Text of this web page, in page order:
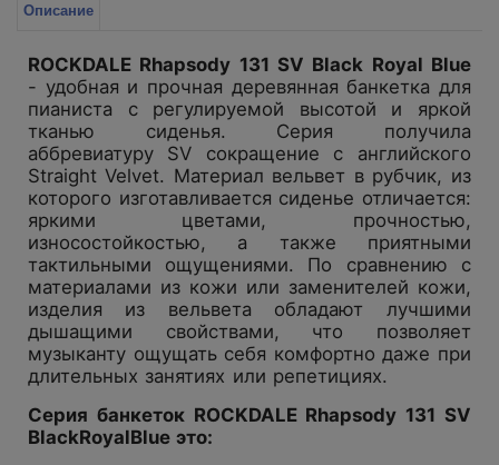
Описание
ROCKDALE Rhapsody 131 SV Black Royal Blue
- удобная и прочная деревянная банкетка для
пианиста с регулируемой высотой и яркой
тканью сиденья. Серия получила
аббревиатуру SV сокращение с английского
Straight Velvet. Материал вельвет в рубчик, из
которого изготавливается сиденье отличается:
яркими цветами, прочностью,
износостойкостью, а также приятными
тактильными ощущениями. По сравнению с
материалами из кожи или заменителей кожи,
изделия из вельвета обладают лучшими
дышащими свойствами, что позволяет
музыканту ощущать себя комфортно даже при
длительных занятиях или репетициях.
Серия банкеток ROCKDALE Rhapsody 131 SV
BlackRoyalBlue это: